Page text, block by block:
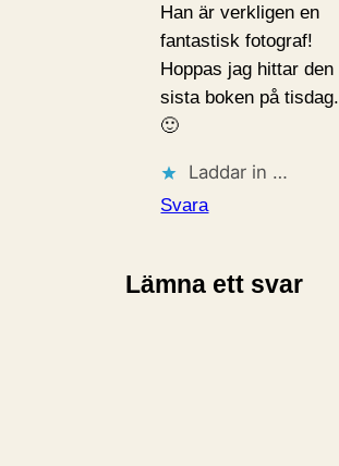
Han är verkligen en
fantastisk fotograf!
Hoppas jag hittar den
sista boken på tisdag.
🙂
Laddar in …
Svara
Lämna ett svar